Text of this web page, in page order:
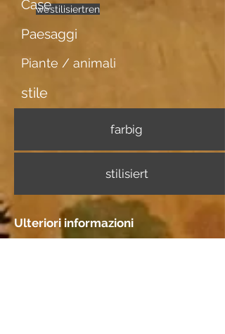
einzelne
weibl. Figuren
Akte
stilisiert
Case
Paesaggi
Piante / animali
stile
farbig
stilisiert
Ulteriori informazioni